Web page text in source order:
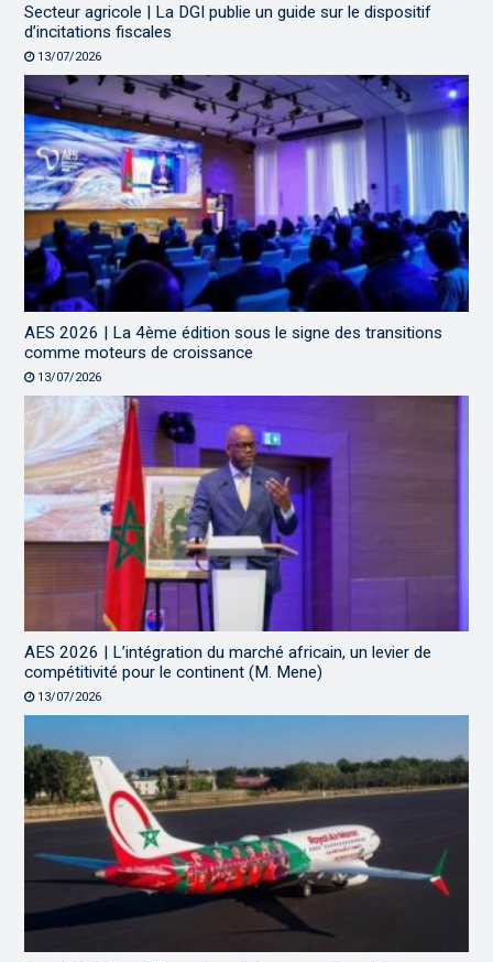
Secteur agricole | La DGI publie un guide sur le dispositif
d’incitations fiscales
13/07/2026
AES 2026 | La 4ème édition sous le signe des transitions
comme moteurs de croissance
13/07/2026
AES 2026 | L’intégration du marché africain, un levier de
compétitivité pour le continent (M. Mene)
13/07/2026